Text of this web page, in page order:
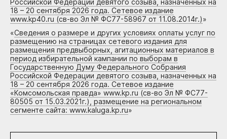
Российской Федерации девятого созыва, назначенных на
18 – 20 сентября 2026 года. Сетевое издание
www.kp40.ru (св-во Эл № ФС77-58967 от 11.08.2014г.)»
«Сведения о размере и других условиях оплаты услуг по
размещению на страницах сетевого издания для
размещения предвыборных, агитационных материалов в
период избирательной кампании по выборам в
Государственную Думу Федерального Собрания
Российской Федерации девятого созыва, назначенных на
18 – 20 сентября 2026 года. Сетевое издание
«Комсомольская правда» www.kp.ru (св-во Эл № ФС77-
80505 от 15.03.2021г.), размещение на региональном
сегменте сайта: www.kaluga.kp.ru»